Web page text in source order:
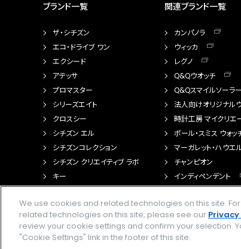
ブランド一覧
ザ・シチズン
エコ・ドライブ ワン
エクシード
アテッサ
プロマスター
シリーズエイト
クロスシー
シチズン エル
シチズンコレクション
シチズン クリエイティブ ラボ
キー
関連ブランド一覧
カンパノラ
ウィッカ
レグノ
Q&Qウオッチ
Q&Qスマイルソーラー
法人向けオリジナル
時計工房 マイクリエ
ポール・スミス ウォッ
マーガレット・ハウエ
チャンピオン
インディペンデント
We use cookies and related technologies on this site.
related technologies on this site, please see our Privacy
review your cookie settings and confirm your selection.
"Cookie Settings" link in the footer of this site.